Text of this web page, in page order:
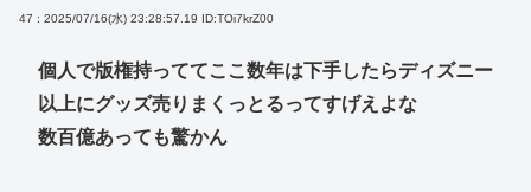
47 : 2025/07/16(水) 23:28:57.19 ID:TOi7krZ00
個人で版権持っててここ数年は下手したらディズニー
以上にグッズ売りまくっとるってすげえよな
数百億あっても驚かん